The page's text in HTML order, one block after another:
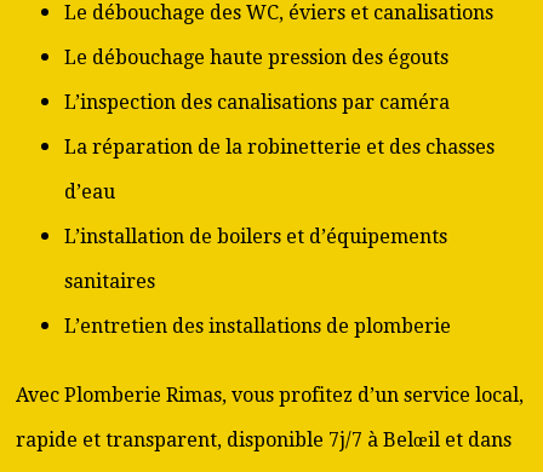
Le débouchage des WC, éviers et canalisations
Le débouchage haute pression des égouts
L’inspection des canalisations par caméra
La réparation de la robinetterie et des chasses
d’eau
L’installation de boilers et d’équipements
sanitaires
L’entretien des installations de plomberie
Avec Plomberie Rimas, vous profitez d’un service local,
rapide et transparent, disponible 7j/7 à Belœil et dans